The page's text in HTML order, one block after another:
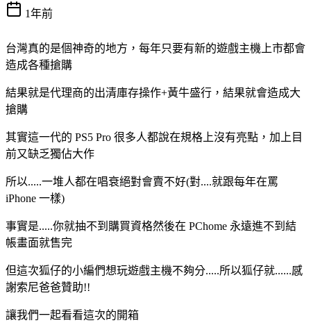
1年前
台灣真的是個神奇的地方，每年只要有新的遊戲主機上市都會
造成各種搶購
結果就是代理商的出清庫存操作+黃牛盛行，結果就會造成大
搶購
其實這一代的 PS5 Pro 很多人都說在規格上沒有亮點，加上目
前又缺乏獨佔大作
所以.....一堆人都在唱衰絕對會賣不好(對....就跟每年在罵
iPhone 一樣)
事實是.....你就抽不到購買資格然後在 PChome 永遠進不到結
帳畫面就售完
但這次狐仔的小編們想玩遊戲主機不夠分.....所以狐仔就......感
謝索尼爸爸贊助!!
讓我們一起看看這次的開箱